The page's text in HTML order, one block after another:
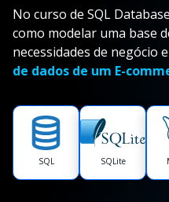
No curso de SQL
como modelar uma base
necessidades de negócio e
de dados de um E-
SQL SQLite